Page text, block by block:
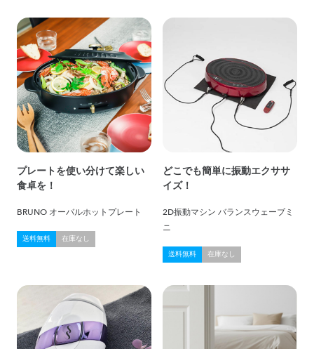
プレートを使い分けて楽しい
食卓を！
BRUNO オーバルホットプレート
送料無料 在庫なし
どこでも簡単に振動エクササ
イズ！
2D振動マシン バランスウェーブミ
ニ
送料無料 在庫なし